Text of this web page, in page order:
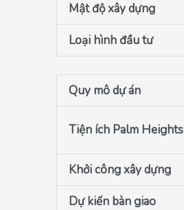
Mật độ xây dựng
Loại hình đầu tư
Quy mô dự án
Tiện ích Palm Heights
Khởi công xây dựng
Dự kiến bàn giao